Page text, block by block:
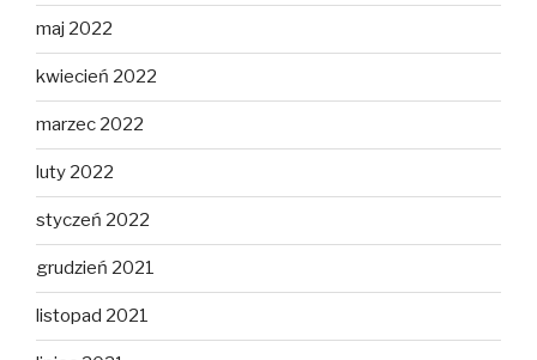
maj 2022
kwiecień 2022
marzec 2022
luty 2022
styczeń 2022
grudzień 2021
listopad 2021